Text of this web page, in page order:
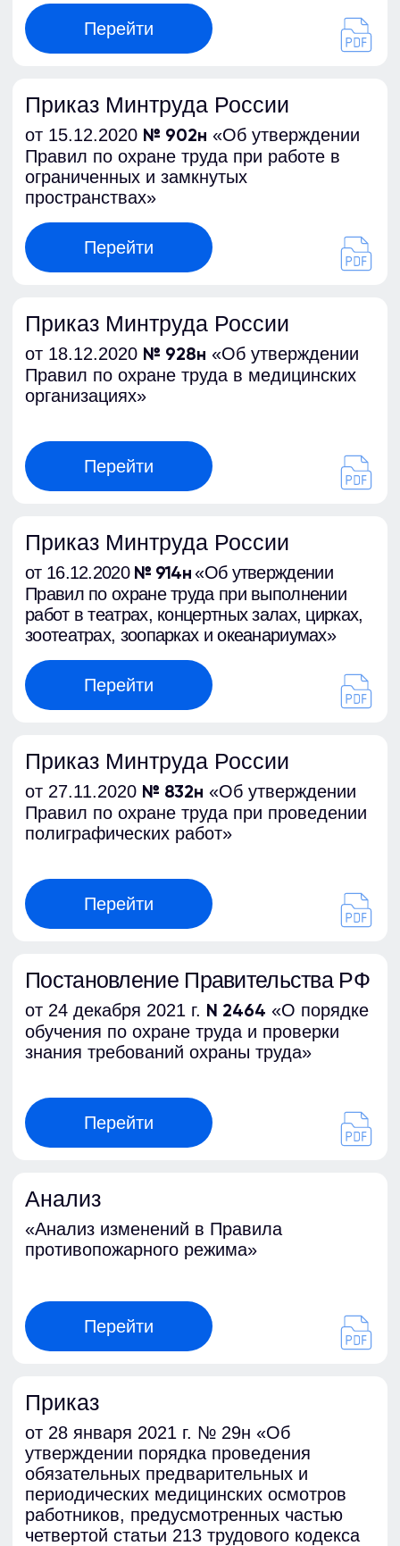
Анализ
Приказ
от 28 января 2021 г. № 29н «Об
утверждении порядка проведения
обязательных предварительных и
периодических медицинских осмотров
медицинских противопоказаний к
осуществлению работ с вредными и (или)
опасными производственными
факторами, а также работам, при
выполнении которых проводятся
обязательные предварительные и
Перейти
Деятельность
лицензирована
аккредитована
Образовательная лицензия
№ 40 038
от 23.04.2019 года
по №2344
от 15.02.2023 года
Реквизиты
ОГРН 5187746006454
КПП 772801001
Лицензия
Благодарственные
письма